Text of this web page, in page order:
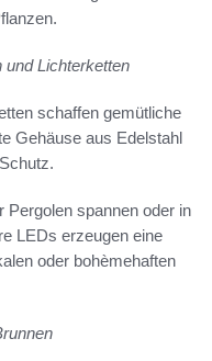
und Lichterketten
schaffen gemütliche
Gehäuse aus Edelstahl
Pergolen spannen oder in
LEDs erzeugen eine
oder bohèmehaften